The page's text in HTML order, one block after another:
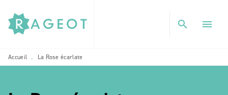
MENU RECHERCHE
PIED DE PAGE
search menu
Accueil • La Rose écarlate